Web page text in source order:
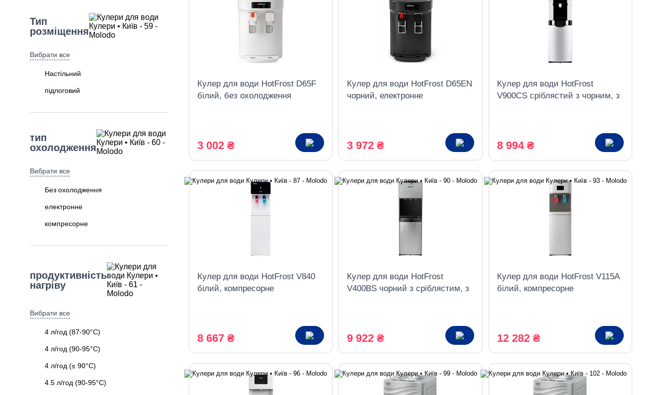
Тип
розміщення
Вибрати все
Настільний
підлоговий
тип
охолодження
Вибрати все
Без охолодження
електронне
компресорне
продуктивність
нагріву
Вибрати все
4 л/год (87-90°C)
4 л/год (90-95°C)
4 л/год (≤ 90°C)
4.5 л/год (90-95°C)
Кулер для води HotFrost D65F
білий, без охолодження
3 002 ₴
Кулер для води HotFrost D65EN
чорний, електронне
3 972 ₴
Кулер для води HotFrost
V900CS сріблястий з чорним, з
8 994 ₴
Кулер для води HotFrost V840
білий, компресорне
8 667 ₴
Кулер для води HotFrost
V400BS чорний з сріблястим, з
9 922 ₴
Кулер для води HotFrost V115A
білий, компресорне
12 282 ₴